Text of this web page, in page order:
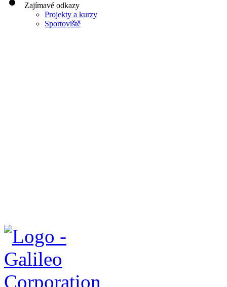
Zajímavé odkazy
Projekty a kurzy
Sportoviště